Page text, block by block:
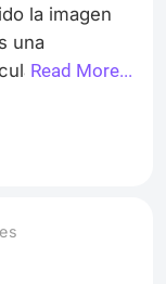
la imagen
una
Murnau
siendo
una historia
de
Read More...